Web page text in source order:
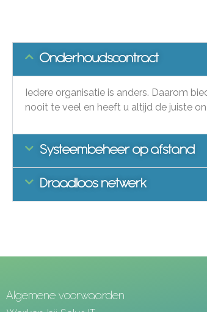
Onderhoudscontract
Iedere organisatie is anders. Daarom
nooit te veel en heeft u altijd de juiste
Systeembeheer op afstand
Draadloos netwerk
Algemene voorwaarden